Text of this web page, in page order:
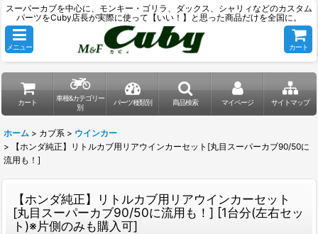
スーパーカブを中心に、モンキー・ゴリラ、ダックス、シャリィなどのカスタム
パーツをCuby店長が実際に使って【いい！】と思った商品だけを全国に。
メニュー カート
カート
車種&カテゴリー
別
パーツ種類別 商品検索 マイページ サイトマップ
ホーム > カブ系 > ウインカー
>
【ホンダ純正】リトルカブ用リアウインカーセット[丸目スーパーカブ90/50に
流用も！]
【ホンダ純正】リトルカブ用リアウインカーセット
[丸目スーパーカブ90/50に流用も！] [1台分(左右セッ
ト)※片側のみも購入可]